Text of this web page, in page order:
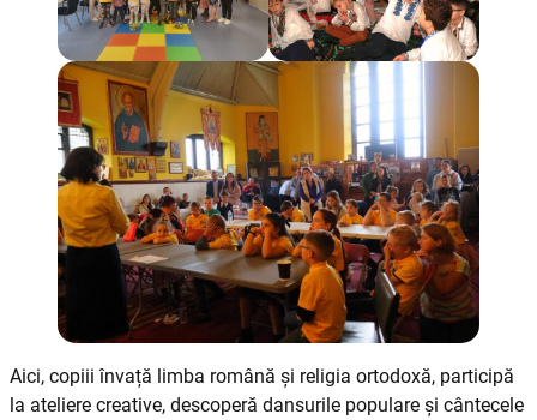
Aici, copiii învață limba română și religia ortodoxă, participă
la ateliere creative, descoperă dansurile populare și cântecele